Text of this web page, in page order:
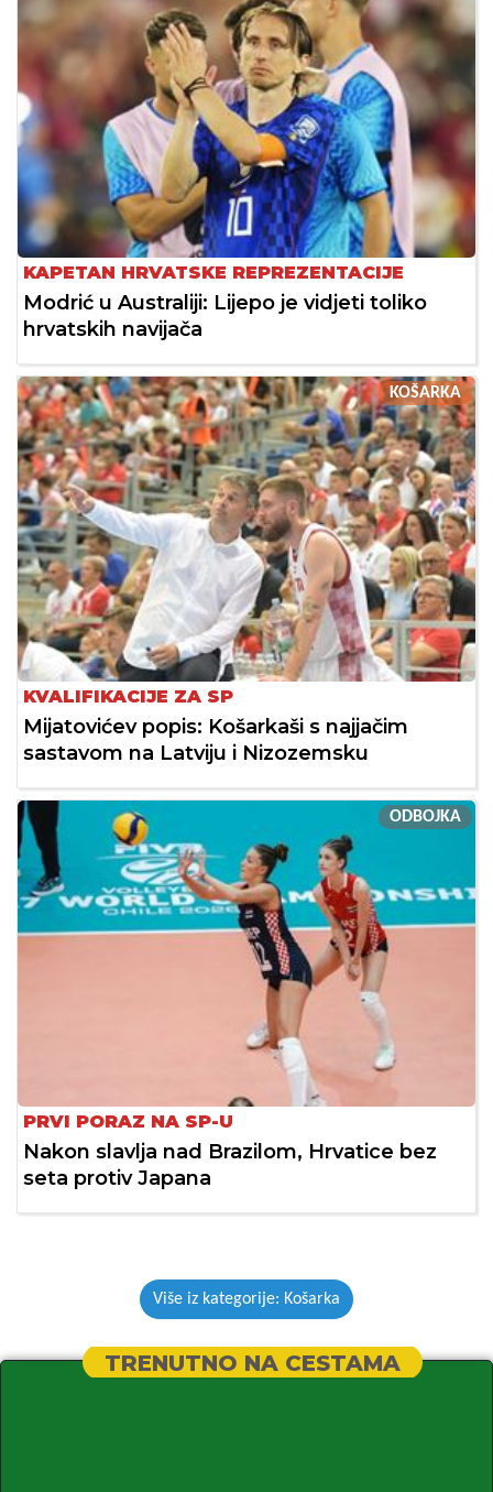
KAPETAN HRVATSKE REPREZENTACIJE
Modrić u Australiji: Lijepo je vidjeti toliko
hrvatskih navijača
KOŠARKA
KVALIFIKACIJE ZA SP
Mijatovićev popis: Košarkaši s najjačim
sastavom na Latviju i Nizozemsku
ODBOJKA
PRVI PORAZ NA SP-U
Nakon slavlja nad Brazilom, Hrvatice bez
seta protiv Japana
Više iz kategorije: Košarka
TRENUTNO NA CESTAMA